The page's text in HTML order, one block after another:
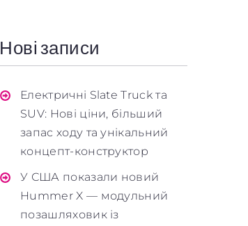
Нові записи
Електричні Slate Truck та
SUV: Нові ціни, більший
запас ходу та унікальний
концепт-конструктор
У США показали новий
Hummer X — модульний
позашляховик із